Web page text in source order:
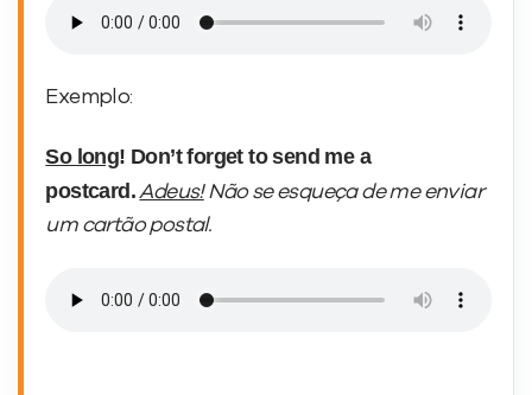
Exemplo:
So long! Don’t forget to send me a
postcard.Adeus!Não se esqueça de me enviar
um cartão postal.